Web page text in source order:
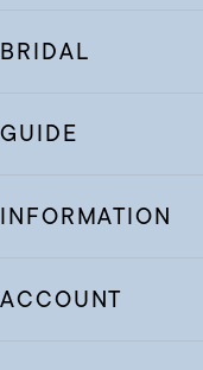
BRIDAL
GUIDE
INFORMATION
ACCOUNT